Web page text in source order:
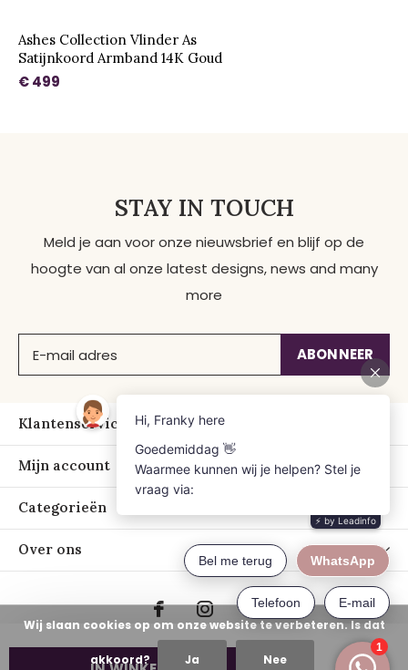
Ashes Collection Vlinder As
Satijnkoord Armband 14K Goud
€ 499
STAY IN TOUCH
Meld je aan voor onze nieuwsbrief en blijf op de
hoogte van al onze latest designs, news and many
more
ABONNEER
Klantenservice
Mijn account
Categorieën
Over ons
Wij slaan cookies op om onze website te verbeteren. Is dat
akkoord? Ja Nee